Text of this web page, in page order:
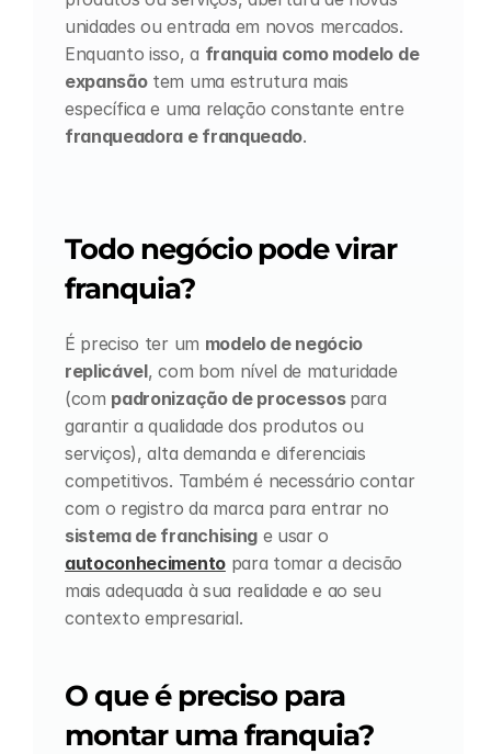
unidades ou entrada em novos mercados.
Enquanto isso, a franquia como modelo de
expansão tem uma estrutura mais
específica e uma relação constante entre
franqueadora e franqueado.
Todo negócio pode virar
franquia?
É preciso ter um modelo de negócio
replicável, com bom nível de maturidade
(com padronização de processos para
garantir a qualidade dos produtos ou
serviços), alta demanda e diferenciais
competitivos. Também é necessário contar
sistema de franchising
autoconhecimento para tomar a decisão
mais adequada à sua realidade e ao seu
contexto empresarial.
O que é preciso para
montar uma franquia?